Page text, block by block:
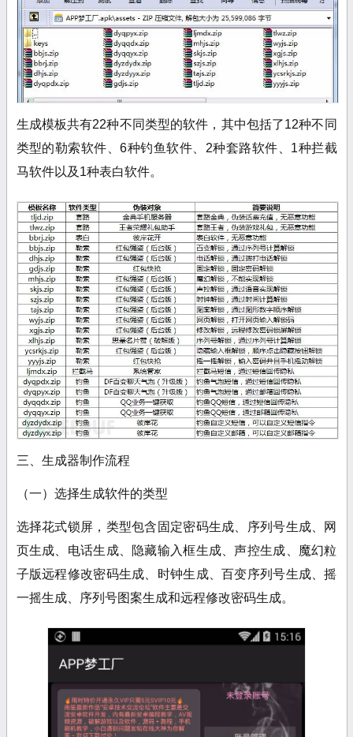
生成模板共有22种不同类型的软件，其中包括了12种不同
类型的勒索软件、6种钓鱼软件、2种套路软件、1种拦截
马软件以及1种表白软件。
三、生成器制作流程
（一）选择生成软件的类型
选择花式锁屏，类型包含固定密码生成、序列号生成、网
页生成、电话生成、隐藏输入框生成、声控生成、魔幻粒
子版远程修改密码生成、时钟生成、百变序列号生成、摇
一摇生成、序列号图案生成和远程修改密码生成。